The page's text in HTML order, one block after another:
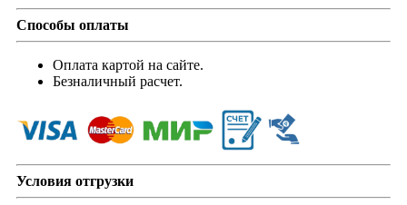
Способы оплаты
Оплата картой на сайте.
Безналичный расчет.
Условия отгрузки